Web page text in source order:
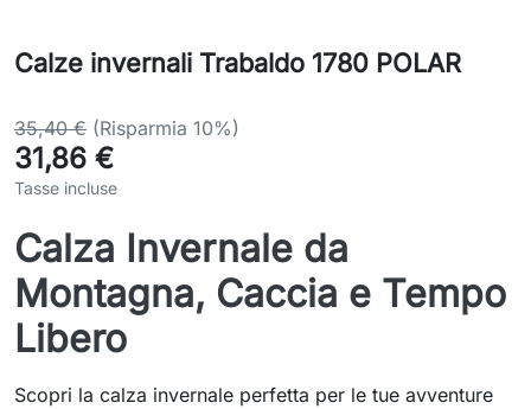
Calze invernali Trabaldo 1780 POLAR
35,40 € (Risparmia 10%)
31,86 €
Tasse incluse
Calza Invernale da
Montagna, Caccia e Tempo
Libero
Scopri la calza invernale perfetta per le tue avventure